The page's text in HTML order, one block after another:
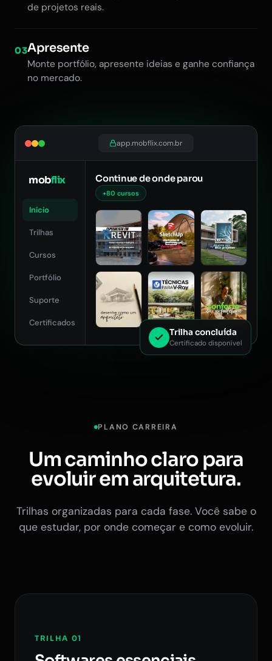
de projetos reais.
03Apresente
Monte portfólio, apresente ideias e ganhe confiança
no mercado.
app.mobflix.com.br
mobflix
Início
Trilhas
Cursos
Portfólio
Suporte
Certificados
Continue de onde parou
+80 cursos
Trilha concluída
Certificado disponível
PLANO CARREIRA
Um caminho claro para
evoluir em arquitetura.
Trilhas organizadas para cada fase. Você sabe o
que estudar, por onde começar e como evoluir.
TRILHA 01